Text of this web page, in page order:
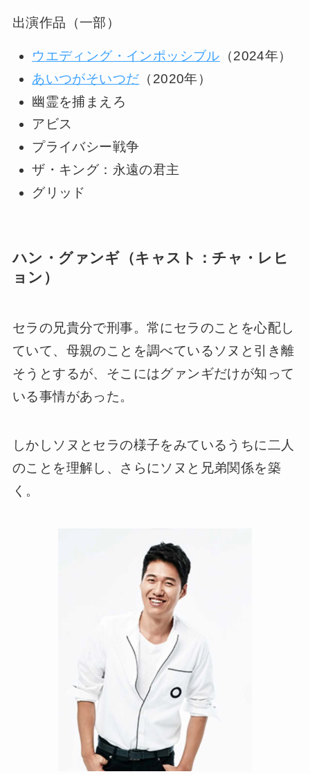
出演作品（一部）
ウエディング・インポッシブル （2024年）
あいつがそいつだ （2020年）
幽霊を捕まえろ
アビス
プライバシー戦争
ザ・キング：永遠の君主
グリッド
ハン・グァンギ（キャスト：チャ・レヒ
ョン）
セラの兄貴分で刑事。常にセラのことを心配し
ていて、母親のことを調べているソヌと引き離
そうとするが、そこにはグァンギだけが知って
いる事情があった。
しかしソヌとセラの様子をみているうちに二人
のことを理解し、さらにソヌと兄弟関係を築
く。